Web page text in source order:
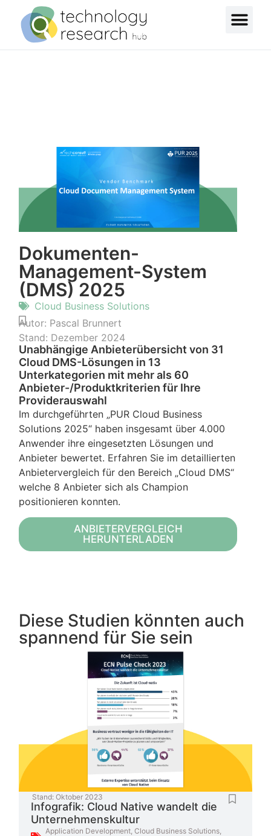
Dokumenten-
Management-System
(DMS) 2025
Cloud Business Solutions
Autor: Pascal Brunnert
Stand: Dezember 2024
Unabhängige Anbieterübersicht von 31
Cloud DMS-Lösungen in 13
Unterkategorien mit mehr als 60
Anbieter-/Produktkriterien für Ihre
Providerauswahl
Im durchgeführten „PUR Cloud Business
Solutions 2025“ haben insgesamt über 4.000
Anwender ihre eingesetzten Lösungen und
Anbieter bewertet. Erfahren Sie im detaillierten
Anbietervergleich für den Bereich „Cloud DMS“
welche 8 Anbieter sich als Champion
positionieren konnten.
ANBIETERVERGLEICH
HERUNTERLADEN
Diese Studien könnten auch
spannend für Sie sein
Stand: Oktober 2023
Infografik: Cloud Native wandelt die
Unternehmenskultur
Application Development ,Cloud Business Solutions